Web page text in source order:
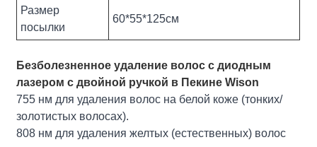
Размер
посылки
60*55*125см
Безболезненное удаление волос с диодным
лазером с двойной ручкой в ​​Пекине Wison
755 нм для удаления волос на белой коже (тонких/
золотистых волосах).
808 нм для удаления желтых (естественных) волос